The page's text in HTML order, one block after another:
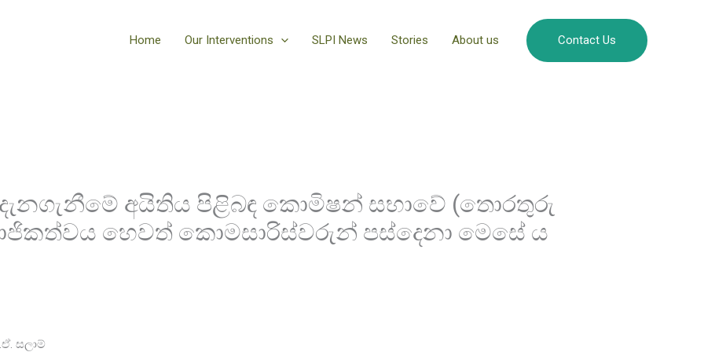
Home Our Interventions SLPI News Stories About us Contact Us
දැනගැනීමේ අයිතිය පිළිබඳ කොමිෂන් සභාවේ (තොරතුරු
හෙවත් කොමසාරිස්වරුන් පස්දෙනා මෙසේ ය
සලාම්